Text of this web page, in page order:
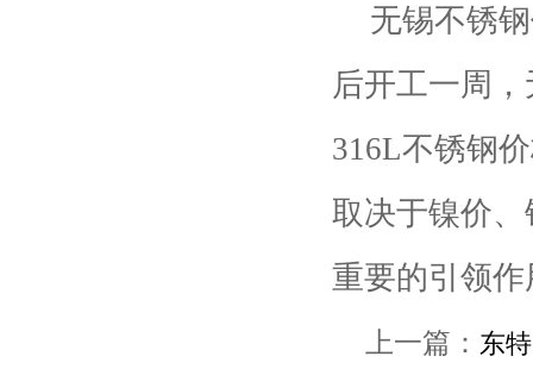
无锡不锈
后开工一周
316L不锈钢
取决于镍价
重要的引领作
上一篇： 东